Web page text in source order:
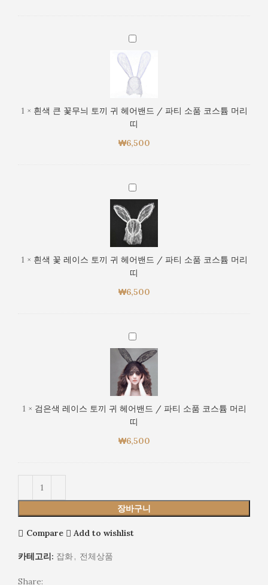
머
띠
밴
/
파
티
품
코
스
띠
흰
큰
꽃
무
토
끼
귀
밴
파
티
소
품
코
스
띠
1 × 흰색 큰 꽃무늬 토끼 귀 헤어밴드 / 파티 소품 코스튬 머리
띠
₩6,500
흰
색
꽃
레
이
토
끼
귀
밴
/
파
티
소
품
코
스
1 × 흰색 꽃 레이스 토끼 귀 헤어밴드 / 파티 소품 코스튬 머리
띠
₩6,500
검
은
색
레
이
토
끼
귀
/
파
티
1 × 검은색 레이스 토끼 귀 헤어밴드 / 파티 소품 코스튬 머리
띠
₩6,500
장바구니
Compare Add to wishlist
카테고리: 잡화, 전체상품
Share: